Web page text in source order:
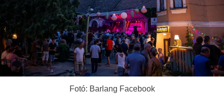
Fotó: Barlang Facebook